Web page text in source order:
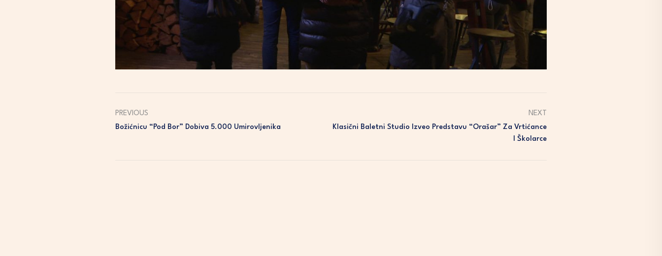
PREVIOUS
Božićnicu “pod Bor” Dobiva 5.000 Umirovljenika
NEXT
Klasični Baletni Studio Izveo Predstavu “Orašar” Za Vrtićance
I Školarce